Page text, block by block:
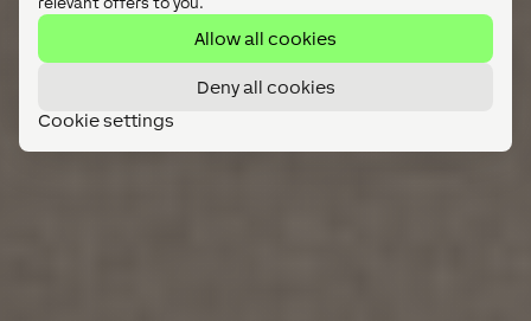
Allow all cookies
Deny all cookies
Cookie settings